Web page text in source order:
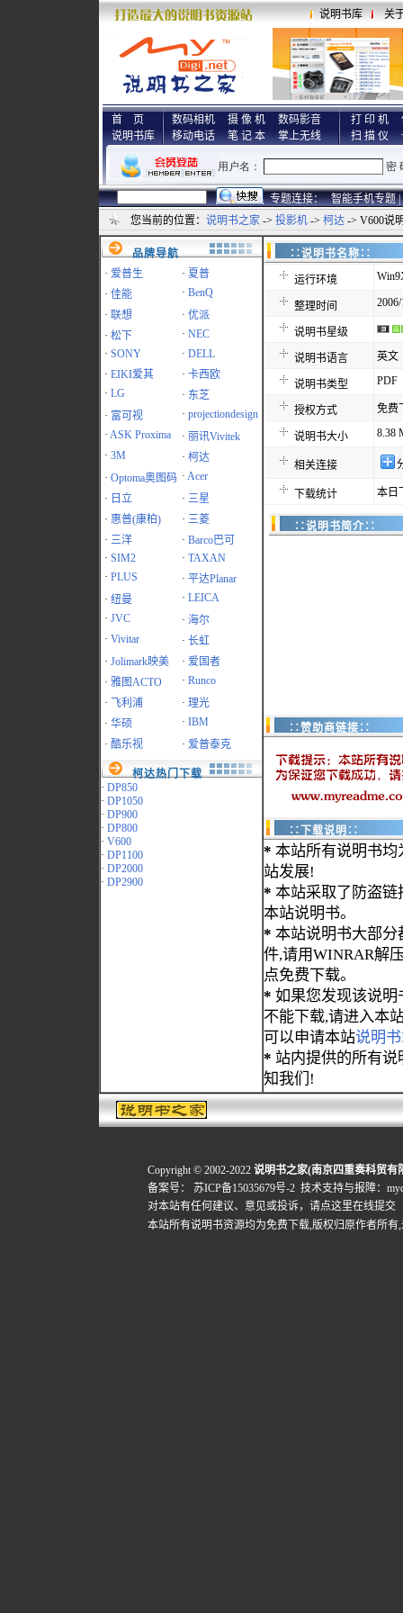
说明书库 关
首 页
说明书库
数码相机 摄 像 机
数码影音
移动电话
笔 记 本 掌上无线
打 印 机
扫 描 仪
专题连接： 智能手机专题 |
您当前的位置： 说明书之家 -> 投影机 -> 柯达 -> V600说
品牌导航
· 爱普生 · 夏普
· 佳能 · BenQ
· 联想 · 优派
· 松下 · NEC
· SONY · DELL
· EIKI爱其 · 卡西欧
· LG · 东芝
· 富可视 · projectiondesign
· ASK Proxima · 丽讯Vivitek
· 3M · 柯达
· Optoma奥图码 · Acer
· 日立 · 三星
· 惠普(康柏) · 三菱
· 三洋 · Barco巴可
· SIM2 · TAXAN
· PLUS · 平达Planar
· 纽曼 · LEICA
· JVC · 海尔
· Vivitar · 长虹
· Jolimark映美 · 爱国者
· 雅图ACTO · Runco
·
飞利浦 · 理光
· 华硕 · IBM
· 酷乐视 · 爱普泰克
柯达热门下载
· DP850
· DP1050
· DP900
· DP800
· V600
· DP1100
· DP2000
· DP2900
∷说明书名
运行环境
整理时间
说明书星级
说明书语言 英文
说明书类型 PDF
授权方式 免费
说明书大小 8.38
相关连接
下载统计 本日
∷说明书简介∷
∷赞助商链接∷
∷下载说明∷
* 本站所有说明书均
站发展!
* 本站采取了防盗链
本站说明书。
* 本站说明书大部分
件,请用WINRAR解
点免费下载。
* 如果您发现该说明
不能下载,请进入本
可以申请本站说明
* 站内提供的所有
知我们!
Copyright © 2002-2022 说明书之家(南京四重奏科贸有
备案号：
苏ICP备15035679号-2 技术支持与报障：
对本站有任何建议、意见或投诉， 请点这里在线提交
本站所有说明书资源均为免费下载,版权归原作者所